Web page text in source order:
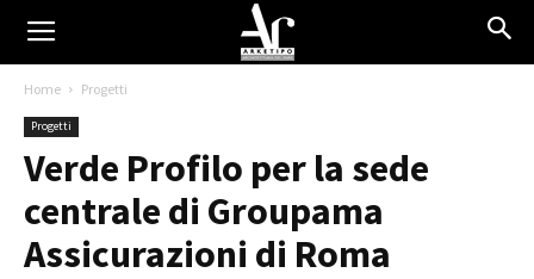
Home Progetti
Progetti
Verde Profilo per la sede
centrale di Groupama
Assicurazioni di Roma